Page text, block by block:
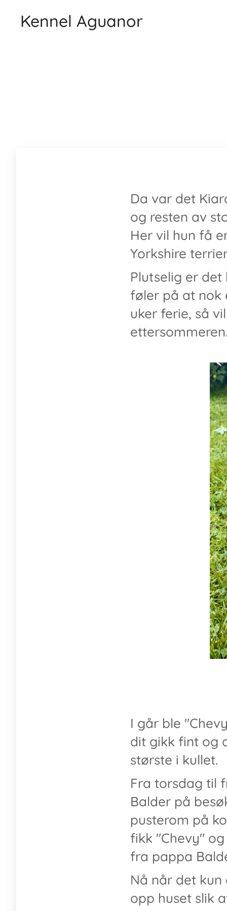
Kennel Aguanor
Da var det
og resten av
Her vil hun få
Yorkshire
Plutselig er
føler på at nok
uker ferie, så
I går ble
dit gikk fint og
største i kullet.
Fra torsdag til
Balder på
pusterom på
fikk "Chevy"
fra pappa
Nå når det
opp huset slik